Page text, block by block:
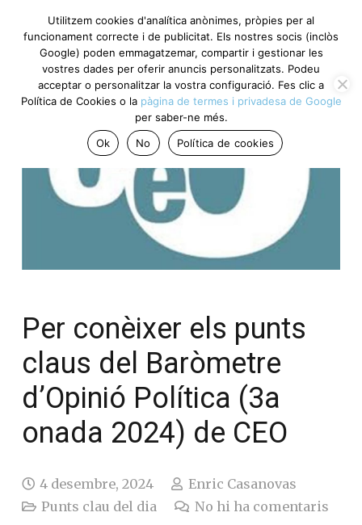
Per conèixer els punts
claus del Baròmetre
d’Opinió Política (3a
onada 2024) de CEO
4 desembre, 2024
Enric Casanovas
Punts clau del dia
No hi ha comentaris
Utilitzem cookies d'analítica anònimes, pròpies per al
funcionament correcte i de publicitat. Els nostres socis (inclòs
Google) poden emmagatzemar, compartir i gestionar les
vostres dades per oferir anuncis personalitzats. Podeu
acceptar o personalitzar la vostra configuració. Fes clic a
Política de Cookies o la pàgina de termes i privadesa de Google
per saber-ne més.
Ok
No Política de cookies